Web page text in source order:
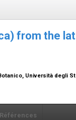
from the
Università degli
Références